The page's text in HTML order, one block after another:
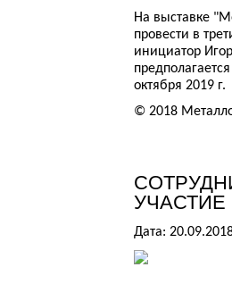
На выставке
провести в
инициатор
октября 2019 г.
© 2018
УЧАСТИЕ
Дата: